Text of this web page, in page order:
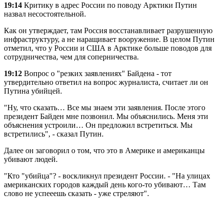
19:14 Критику в адрес России по поводу Арктики Путин
назвал несостоятельной.
Как он утверждает, там Россия восстанавливает разрушенную
инфраструктуру, а не наращивает вооружение. В целом Путин
отметил, что у России и США в Арктике больше поводов для
сотрудничества, чем для соперничества.
19:12 Вопрос о "резких заявлениях" Байдена - тот
утвердительно ответил на вопрос журналиста, считает ли он
Путина убийцей.
"Ну, что сказать… Все мы знаем эти заявления. После этого
президент Байден мне позвонил. Мы объяснились. Меня эти
объяснения устроили… Он предложил встретиться. Мы
встретились", - сказал Путин.
Далее он заговорил о том, что это в Америке и американцы
убивают людей.
"Кто "убийца"? - воскликнул президент России. - "На улицах
американских городов каждый день кого-то убивают… Там
слово не успееешь сказать - уже стреляют".